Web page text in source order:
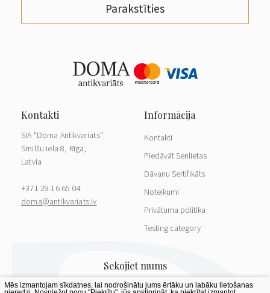
Parakstīties
SIA "Doma Antikvariāts"
Smilšu iela 8, Rīga,
Latvia
+371 29 16 65 04
doma@antikvariats.lv
Kontakti
Piedāvāt Senlietas
Dāvanu Sertifikāts
Noteikumi
Privātuma politika
Testing category
Mēs izmantojam sīkdatnes, lai nodrošinātu jums ērtāku un labāku lietošanas